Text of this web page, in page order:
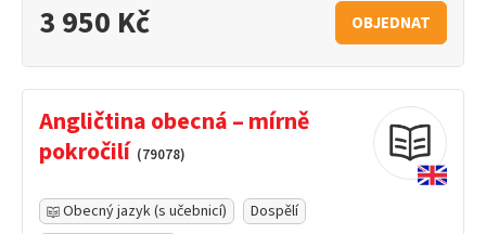
3 950 Kč OBJEDNAT
Angličtina obecná – mírně
pokročilí (79078)
Obecný jazyk (s učebnicí)
Dospělí